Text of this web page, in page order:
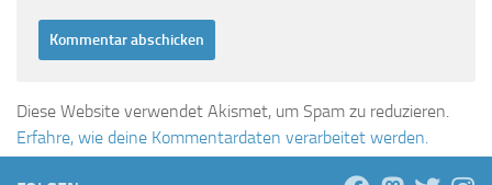
Diese Website verwendet Akismet, um Spam zu reduzieren.
Erfahre, wie deine Kommentardaten verarbeitet werden.